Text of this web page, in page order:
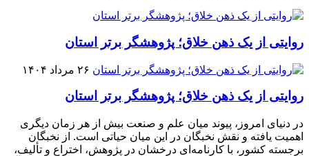
روایتی از یک ذهن خلاق؛ پژوهشگر برتر استان
۲۶ مرداد ۱۴۰۴
روایتی از یک ذهن خلاق؛ پژوهشگر برتر استان
در دنیای امروز، پیوند میان علم و صنعت بیش از هر زمان دیگری
اهمیت یافته و نقش نخبگان در این میان حیاتی است. از نخبگان
برجسته کشور، با کارنامه‌ای درخشان در پژوهش، اختراع و تألیف،